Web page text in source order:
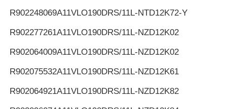
R902248069A11VLO190DRS/11L-NTD12K72-Y
R902277261A11VLO190DRS/11L-NZD12K02
R902064009A11VLO190DRS/11L-NZD12K02
R902075532A11VLO190DRS/11L-NZD12K61
R902064921A11VLO190DRS/11L-NZD12K82